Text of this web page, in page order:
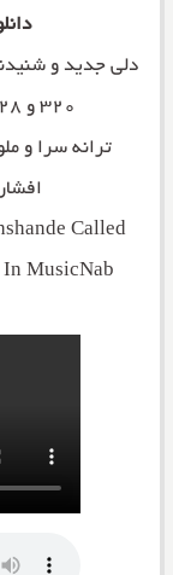
دلی جدید و
۳۲۰ و ۱۲۸ + متن آهنگ از رسانه موزیک ناب
ترانه سرا و
Called
MusicNab